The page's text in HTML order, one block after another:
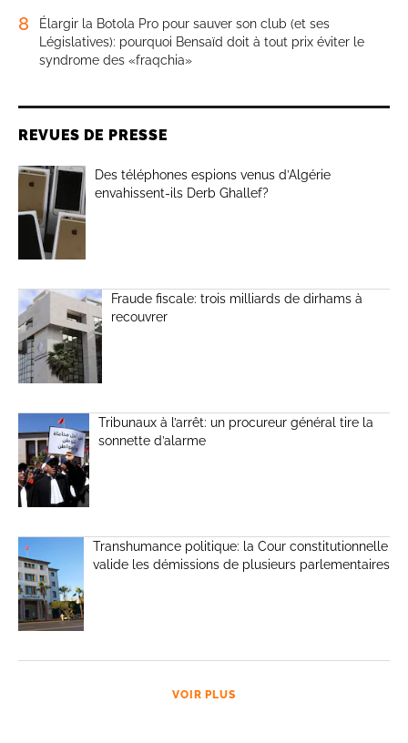
8
Élargir la Botola Pro pour sauver son club (et ses
Législatives): pourquoi Bensaïd doit à tout prix éviter le
syndrome des «fraqchia»
REVUES DE PRESSE
Des téléphones espions venus d’Algérie
envahissent-ils Derb Ghallef?
Fraude fiscale: trois milliards de dirhams à
recouvrer
Tribunaux à l’arrêt: un procureur général tire la
sonnette d’alarme
Transhumance politique: la Cour constitutionnelle
valide les démissions de plusieurs parlementaires
VOIR PLUS